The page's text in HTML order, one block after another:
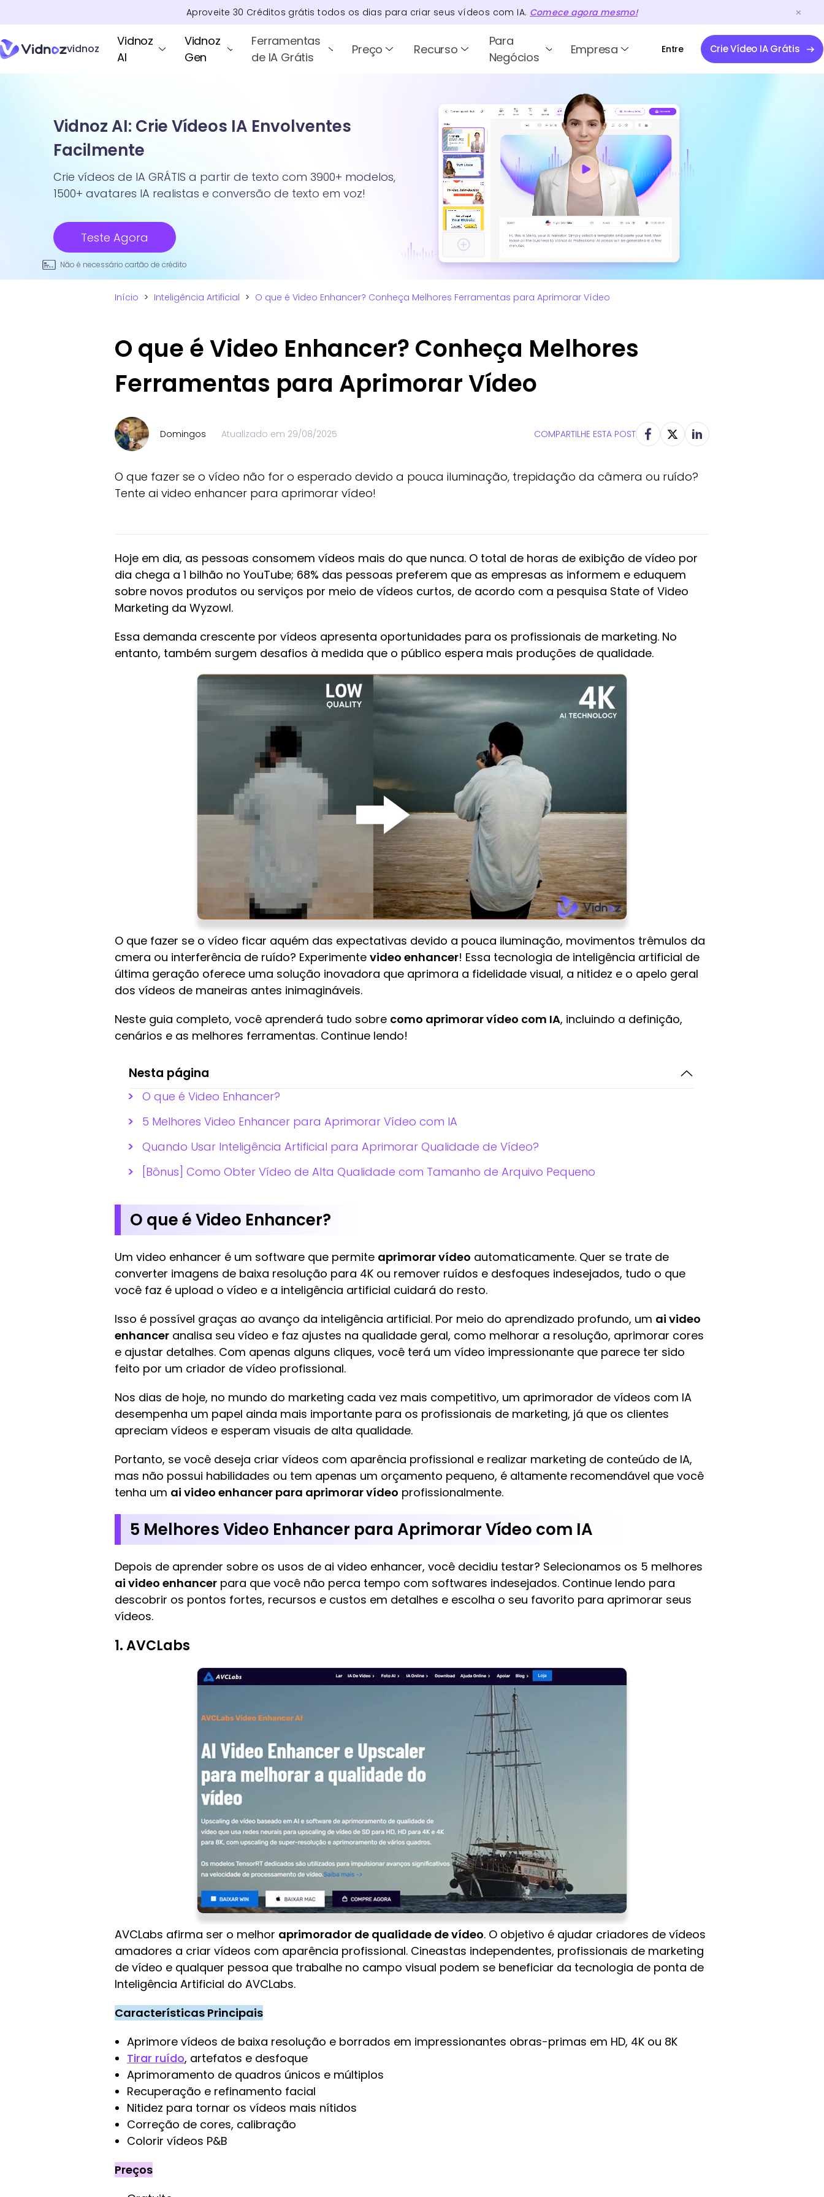
Aproveite 30 Créditos grátis todos os dias para criar seus vídeos com IA. Comece agora mesmo!
vidnoz
Vidnoz
AI
Vidnoz
Gen
Ferramentas
de IA Grátis
Preço Recurso
Para
Negócios
Empresa Entre Crie Vídeo IA Grátis
Vidnoz AI: Crie Vídeos IA Envolventes
Facilmente
Crie vídeos de IA GRÁTIS a partir de texto com 3900+ modelos,
1500+ avatares IA realistas e conversão de texto em voz!
Teste Agora
Não é necessário cartão de crédito
Início > Inteligência Artificial > O que é Video Enhancer? Conheça Melhores Ferramentas para Aprimorar Vídeo
O que é Video Enhancer? Conheça Melhores
Ferramentas para Aprimorar Vídeo
Domingos Atualizado em 29/08/2025 COMPARTILHE ESTA POST
O que fazer se o vídeo não for o esperado devido a pouca iluminação, trepidação da câmera ou ruído?
Tente ai video enhancer para aprimorar vídeo!
Hoje em dia, as pessoas consomem vídeos mais do que nunca. O total de horas de exibição de vídeo por
dia chega a 1 bilhão no YouTube; 68% das pessoas preferem que as empresas as informem e eduquem
sobre novos produtos ou serviços por meio de vídeos curtos, de acordo com a pesquisa State of Video
Marketing da Wyzowl.
Essa demanda crescente por vídeos apresenta oportunidades para os profissionais de marketing. No
entanto, também surgem desafios à medida que o público espera mais produções de qualidade.
O que fazer se o vídeo ficar aquém das expectativas devido a pouca iluminação, movimentos trêmulos da
cmera ou interferência de ruído? Experimente video enhancer! Essa tecnologia de inteligência artificial de
última geração oferece uma solução inovadora que aprimora a fidelidade visual, a nitidez e o apelo geral
dos vídeos de maneiras antes inimagináveis.
Neste guia completo, você aprenderá tudo sobre como aprimorar vídeo com IA, incluindo a definição,
cenários e as melhores ferramentas. Continue lendo!
Nesta página
O que é Video Enhancer?
5 Melhores Video Enhancer para Aprimorar Vídeo com IA
Quando Usar Inteligência Artificial para Aprimorar Qualidade de Vídeo?
[Bônus] Como Obter Vídeo de Alta Qualidade com Tamanho de Arquivo Pequeno
O que é Video Enhancer?
Um video enhancer é um software que permite aprimorar vídeo automaticamente. Quer se trate de
converter imagens de baixa resolução para 4K ou remover ruídos e desfoques indesejados, tudo o que
você faz é upload o vídeo e a inteligência artificial cuidará do resto.
Isso é possível graças ao avanço da inteligência artificial. Por meio do aprendizado profundo, um ai video
enhancer analisa seu vídeo e faz ajustes na qualidade geral, como melhorar a resolução, aprimorar cores
e ajustar detalhes. Com apenas alguns cliques, você terá um vídeo impressionante que parece ter sido
feito por um criador de vídeo profissional.
Nos dias de hoje, no mundo do marketing cada vez mais competitivo, um aprimorador de vídeos com IA
desempenha um papel ainda mais importante para os profissionais de marketing, já que os clientes
apreciam vídeos e esperam visuais de alta qualidade.
Portanto, se você deseja criar vídeos com aparência profissional e realizar marketing de conteúdo de IA,
mas não possui habilidades ou tem apenas um orçamento pequeno, é altamente recomendável que você
tenha um ai video enhancer para aprimorar vídeo profissionalmente.
5 Melhores Video Enhancer para Aprimorar Vídeo com IA
Depois de aprender sobre os usos de ai video enhancer, você decidiu testar? Selecionamos os 5 melhores
ai video enhancer para que você não perca tempo com softwares indesejados. Continue lendo para
descobrir os pontos fortes, recursos e custos em detalhes e escolha o seu favorito para aprimorar seus
vídeos.
1. AVCLabs
AVCLabs afirma ser o melhor aprimorador de qualidade de vídeo. O objetivo é ajudar criadores de vídeos
amadores a criar vídeos com aparência profissional. Cineastas independentes, profissionais de marketing
de vídeo e qualquer pessoa que trabalhe no campo visual podem se beneficiar da tecnologia de ponta de
Inteligência Artificial do AVCLabs.
Características Principais
Aprimore vídeos de baixa resolução e borrados em impressionantes obras-primas em HD, 4K ou 8K
Tirar ruído, artefatos e desfoque
Aprimoramento de quadros únicos e múltiplos
Recuperação e refinamento facial
Nitidez para tornar os vídeos mais nítidos
Correção de cores, calibração
Colorir vídeos P&B
Preços